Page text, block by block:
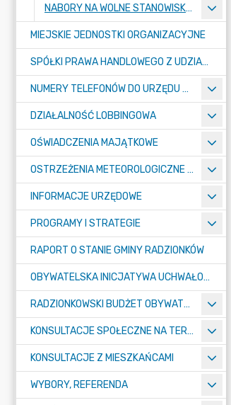
NABORY NA WOLNE STANOWISKA PRACY
MIEJSKIE JEDNOSTKI ORGANIZACYJNE
SPÓŁKI PRAWA HANDLOWEGO Z UDZIAŁEM GMINY
NUMERY TELEFONÓW DO URZĘDU MIASTA, MIEJSKICH JEDNOSTEK ORGANIZACYJNYCH ORAZ SPÓŁEK PRAWA HANDLOWEGO Z UDZIAŁEM GMINY
DZIAŁALNOŚĆ LOBBINGOWA
OŚWIADCZENIA MAJĄTKOWE
OSTRZEŻENIA METEOROLOGICZNE O ZŁYM STANIE POWIETRZA I INNE
INFORMACJE URZĘDOWE
PROGRAMY I STRATEGIE
RAPORT O STANIE GMINY RADZIONKÓW
OBYWATELSKA INICJATYWA UCHWAŁODAWCZA
RADZIONKOWSKI BUDŻET OBYWATELSKI
KONSULTACJE SPOŁECZNE NA TERENIE MIASTA RADZIONKÓW
KONSULTACJE Z MIESZKAŃCAMI
WYBORY, REFERENDA